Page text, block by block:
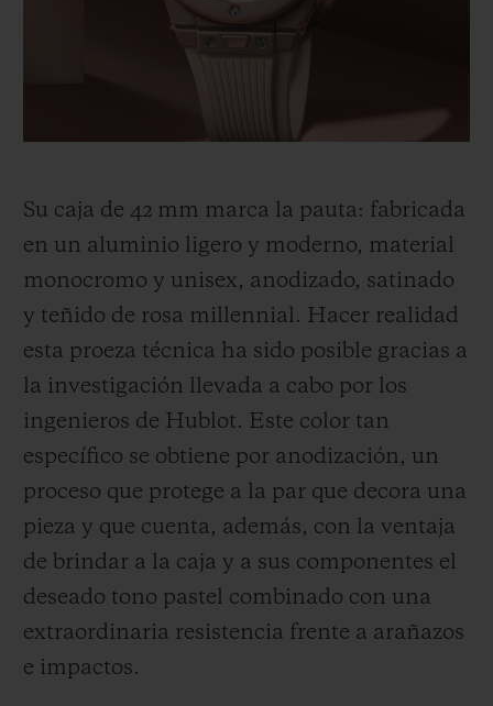
era no podía escapársele a Lapo Elkann,
fundador y director
creativo
compartida por Hublot y su socio Garage
Su caja de 42 mm marca la pauta: fabricada
en un aluminio ligero y moderno, material
monocromo y unisex, anodizado, satinado
y teñido de rosa millennial. Hacer realidad
esta proeza técnica ha sido posible gracias a
la investigación llevada a cabo por los
ingenieros de Hublot. Este color tan
específico se obtiene por anodización, un
proceso que protege a la par que decora una
pieza y que cuenta, además, con la ventaja
de brindar a la caja y a sus componentes el
deseado tono pastel combinado con una
extraordinaria resistencia frente a arañazos
e impactos.